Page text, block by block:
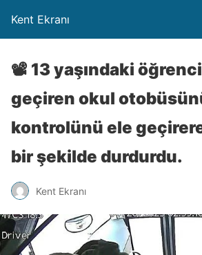
Kent Ekranı
📽️ 13 yaşındaki
geçiren okul
kontrolünü ele
bir şekilde durdurdu.
Kent Ekranı